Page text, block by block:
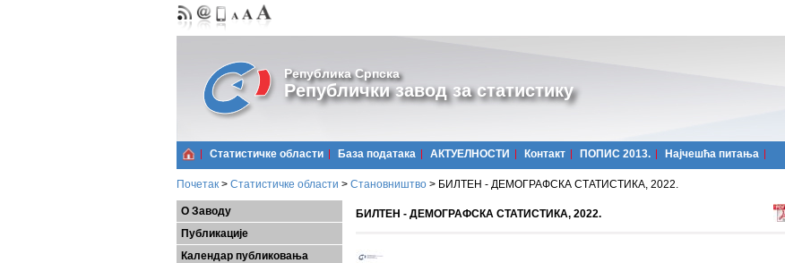
Република Српска
Републички завод за статистику
Статистичке области Базa података АКТУЕЛНОСТИ Контакт ПОПИС 2013. Најчешћa питања
Почетак > Статистичке области > Становништво > БИЛТЕН - ДЕМОГРАФСКА СТАТИСТИКА, 2022.
О Заводу
Публикације
Календар публиковања
БИЛТЕН - ДЕМОГРАФСКА СТАТИСТИКА, 2022.